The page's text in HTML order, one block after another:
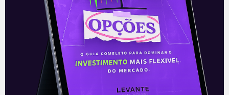
Trisul (TRIS3): Prévia
Operacional 1T21